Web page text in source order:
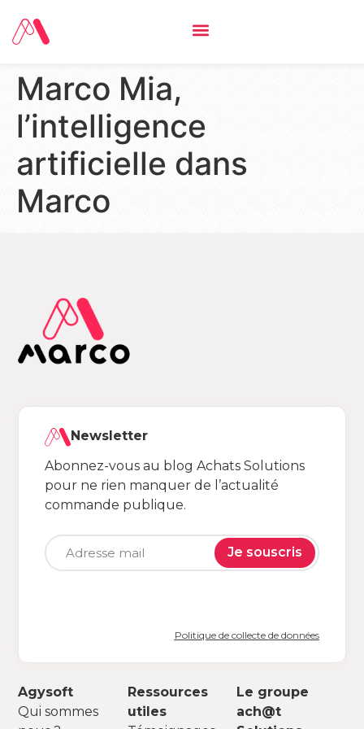
Marco Mia,
l’intelligence
artificielle dans
Marco
Agysoft
Qui sommes
Ressources
utiles
Le groupe
ach@t
Newsletter
Abonnez-vous au blog Achats Solutions
pour ne rien manquer de l’actualité
commande publique.
Je souscris
Politique de collecte de données